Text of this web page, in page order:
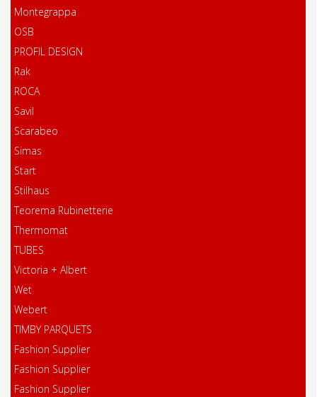
Montegrappa
OSB
PROFIL DESIGN
Rak
ROCA
Savil
Scarabeo
Simas
Start
Stilhaus
Teorema Rubinetterie
Thermomat
TUBES
Victoria + Albert
Wet
Webert
TIMBY PARQUETS
Fashion Supplier
Fashion Supplier
Fashion Supplier